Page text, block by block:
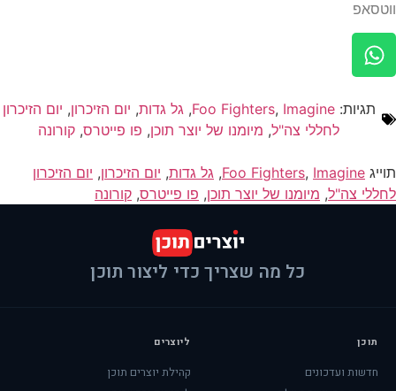
ווטסאפ​
תגיות: Foo Fighters, Imagine
,גל גדות, יום הזיכרון, יום הזיכרון
לחללי צה"ל, מיומנו של יוצר תוכן, פו פייטרס, קורונה
תוייג Foo Fighters, Imagine
, גל גדות, יום הזיכרון, יום הזיכרון
לחללי צה"ל, מיומנו של יוצר תוכן, פו פייטרס, קורונה
כל מה שצריך כדי ליצור תוכן
תוכן
חדשות ועדכונים
ליוצרים
קהילת יוצרים תוכן